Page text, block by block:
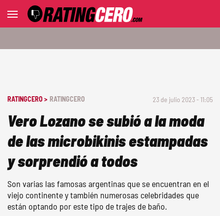
RATINGCERO > RATINGCERO 23 de julio 2023 - 11:05
Vero Lozano se subió a la moda
de las microbikinis estampadas
y sorprendió a todos
Son varias las famosas argentinas que se encuentran en el
viejo continente y también numerosas celebridades que
están optando por este tipo de trajes de baño.